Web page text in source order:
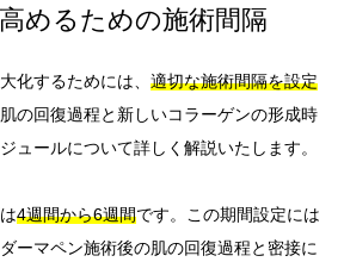
めるための施術間隔
化するためには、 適切な施術間隔を設定
の回復過程と新しいコラーゲンの形成時
ュールについて詳しく解説いたします。
4週間から6週間です。この期間設定には
ーマペン施術後の肌の回復過程と密接に